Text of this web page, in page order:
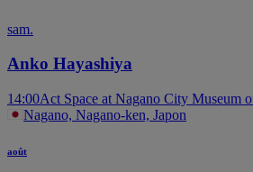
sam.
Anko Hayashiya
14:00Act Space at Nagano City Museum
Nagano, Nagano-ken, Japon
août